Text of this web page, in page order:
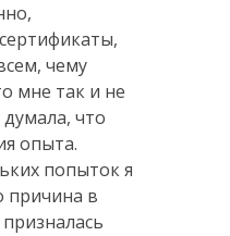
чему
мне так и не
что
опыта.
попыток я
причина в